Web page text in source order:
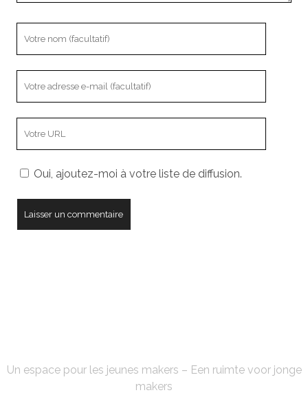
mail
votreOui, ajoutez-moi à votre liste de diffusion.
Un espace pour les jeunes makers – Een ruimte voor jonge
makers